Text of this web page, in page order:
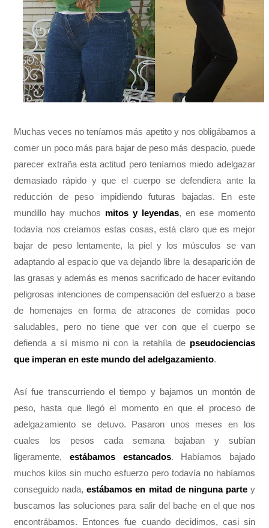
Muchas veces no teníamos más apetito y nos obligábamos a
comer un poco más para bajar de peso más despacio, puede
parecer extraña esta actitud pero teníamos miedo adelgazar
demasiado rápido y que el cuerpo se defendiera ante la
reducción de peso impidiendo futuras bajadas. En este
mundillo hay muchos mitos y leyendas, en ese momento
todavía nos creíamos estas cosas, está claro que es mejor
bajar de peso lentamente, la piel y los músculos se van
adaptando al espacio que va dejando libre la desaparición de
las grasas y además es menos sacrificado de hacer evitando
peligrosas intenciones de compensación del esfuerzo a base
de homenajes en forma de atracones de comidas poco
saludables, pero no tiene que ver con que el cuerpo se
defienda a sí mismo ni con la retahíla de pseudociencias
que imperan en este mundo del adelgazamiento.
Así fue transcurriendo el tiempo y bajamos un montón de
peso, hasta que llegó el momento en que el proceso de
adelgazamiento se detuvo. Pasaron unos meses en los
cuales los pesos cada semana bajaban y subían
ligeramente, estábamos estancados. Habíamos bajado
muchos kilos sin mucho esfuerzo pero todavía no habíamos
conseguido nada,estábamos en mitad de ninguna partey
buscamos las soluciones para salir del bache en el que nos
encontrábamos. Entonces fue cuando decidimos, casi sin